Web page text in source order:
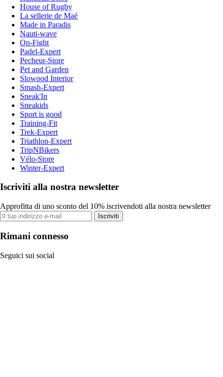
House of Rugby
La sellerie de Maé
Made in Paradis
Nauti-wave
On-Fight
Padel-Expert
Pecheur-Store
Pet and Garden
Slowood Interior
Smash-Expert
Sneak'In
Sneakids
Sport is good
Training-Fit
Trek-Expert
Triathlon-Expert
TripNBikers
Vélo-Store
Winter-Expert
Iscriviti alla nostra newsletter
Approfitta di uno sconto del 10% iscrivendoti alla nostra newsletter
Iscriviti
Rimani connesso
Seguici sui social